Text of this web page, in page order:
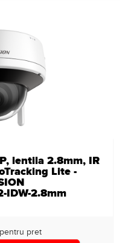
lentila 2.8mm, IR
Lite -
IDW-2.8mm
pret